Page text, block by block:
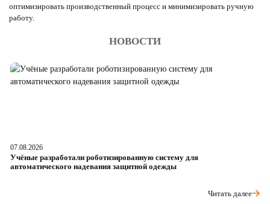
оптимизировать производственный процесс и минимизировать ручную
работу.
НОВОСТИ
07.08.2026
Учёные разработали роботизированную систему для
автоматического надевания защитной одежды
Читать далее